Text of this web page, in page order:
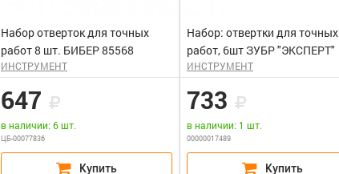
Набор отверток для точных
работ 8 шт. БИБЕР 85568
ИНСТРУМЕНТ
647
в наличии: 6 шт.
ЦБ-00077836
Набор: отвертки для точных
работ, 6шт ЗУБР "ЭКСПЕРТ"
ИНСТРУМЕНТ
733
в наличии: 1 шт.
00000017489